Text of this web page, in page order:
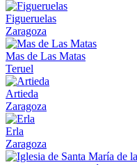
Figueruelas
Zaragoza
Mas de Las Matas
Teruel
Artieda
Zaragoza
Erla
Zaragoza